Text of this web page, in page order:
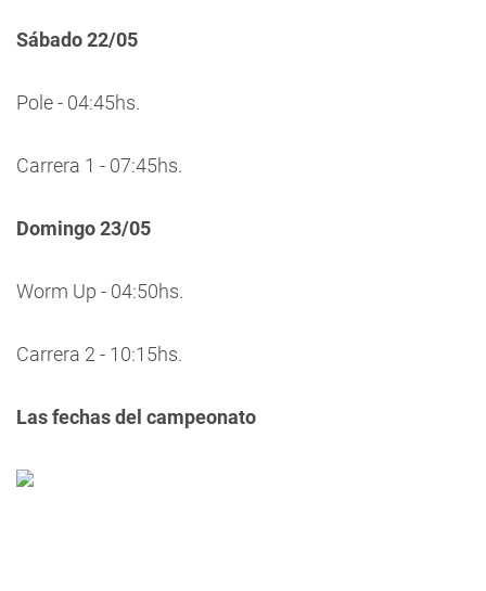
Sábado 22/05
Pole - 04:45hs.
Carrera 1 - 07:45hs.
Domingo 23/05
Worm Up - 04:50hs.
Carrera 2 - 10:15hs.
Las fechas del campeonato